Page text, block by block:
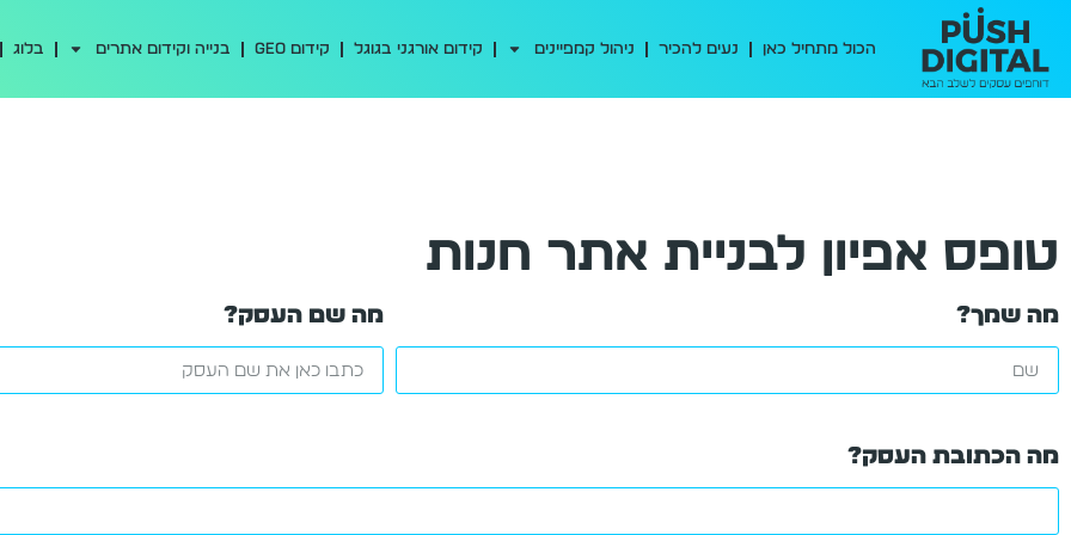
הכול מתחיל כאן נעים להכיר ניהול קמפיינים קידום אורגני בגוגל קידום GEO בנייה וקידום אתרים בלוג
טופס אפיון לבניית אתר חנות
מה שמך? מה שם העסק?
מה הכתובת העסק?